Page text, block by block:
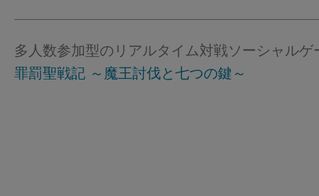
多人数参加型のリアルタイム対戦ソーシャルゲ
罪罰聖戦記 ～魔王討伐と七つの鍵～